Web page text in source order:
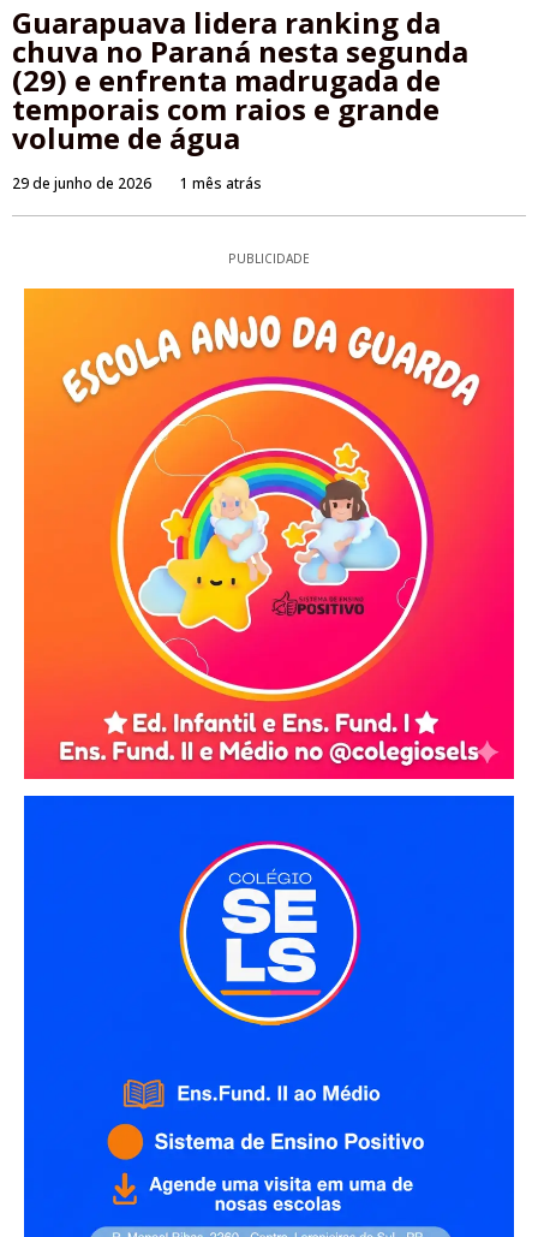
Guarapuava lidera ranking da
chuva no Paraná nesta segunda
(29) e enfrenta madrugada de
temporais com raios e grande
volume de água
29 de junho de 2026 1 mês atrás
PUBLICIDADE